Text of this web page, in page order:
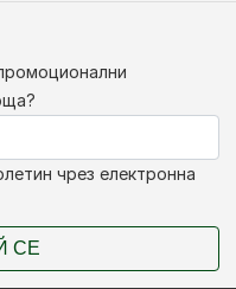
чрез електронна
СЕ